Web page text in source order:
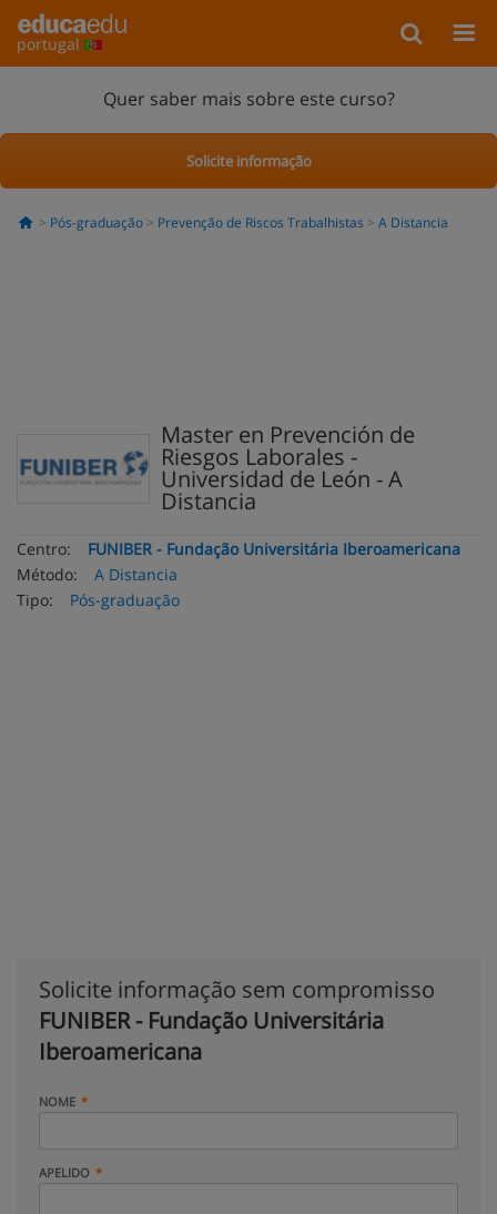
portugal
Quer saber mais sobre este curso?
Solicite informação
Pós-graduação Prevenção de Riscos Trabalhistas A Distancia
Master en Prevención de
Riesgos Laborales -
Universidad de León - A
Distancia
Centro:
FUNIBER - Fundação Universitária Iberoamericana
Método:
A Distancia
Tipo:
Pós-graduação
Solicite informação sem compromisso
FUNIBER - Fundação Universitária
Iberoamericana
NOME
APELIDO